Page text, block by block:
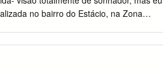
DE MOURA CORDEIRO
no bairro do Estácio, na Zona
Brasil. sou na minha cabeça. Tive